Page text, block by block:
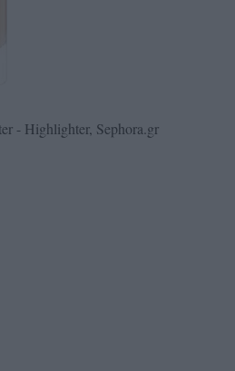
- Highlighter, Sephora.gr